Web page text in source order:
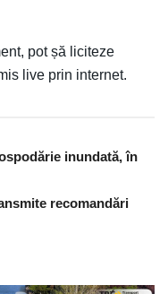
pot șă liciteze
live prin internet.
inundată, în
recomandări